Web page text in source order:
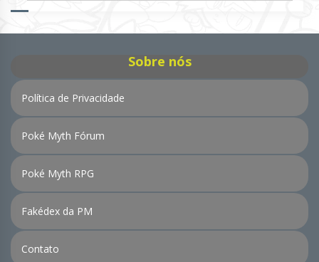
de
Sobre nós
Política de Privacidade
Poké Myth Fórum
Poké Myth RPG
Fakédex da PM
Contato